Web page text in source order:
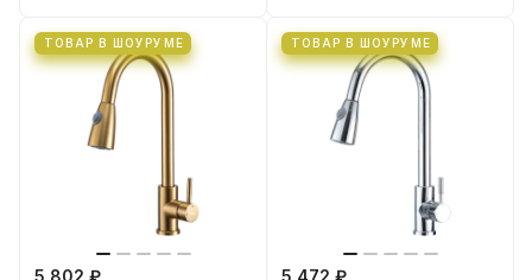
ТОВАР В ШОУРУМЕ
5 802 ₽
ТОВАР В ШОУРУМЕ
5 472 ₽